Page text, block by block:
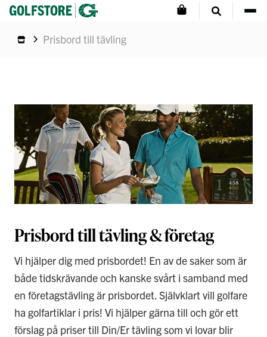
Prisbord till tävling
Prisbord till tävling & företag
Vi hjälper dig med prisbordet! En av de saker som är
både tidskrävande och kanske svårt i samband med
en företagstävling är prisbordet. Självklart vill golfare
ha golfartiklar i pris! Vi hjälper gärna till och gör ett
förslag på priser till Din/Er tävling som vi lovar blir